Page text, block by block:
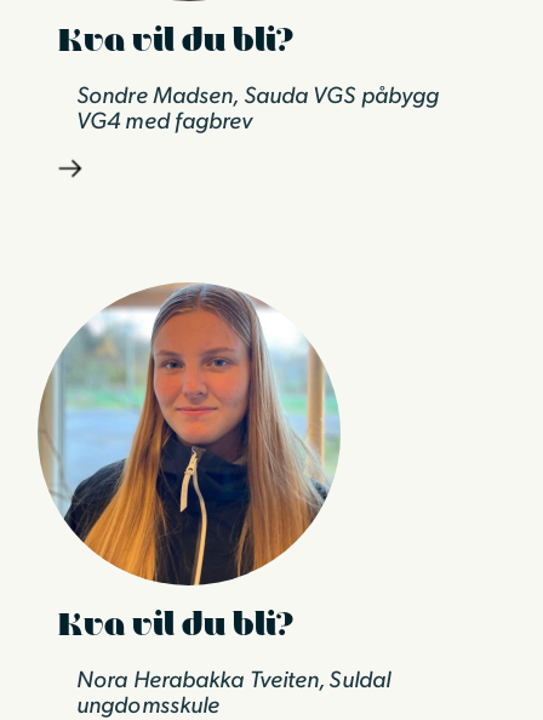
Kva vil du bli?
Sondre Madsen, Sauda VGS påbygg
VG4 med fagbrev
Kva vil du bli?
Nora Herabakka Tveiten, Suldal
ungdomsskule